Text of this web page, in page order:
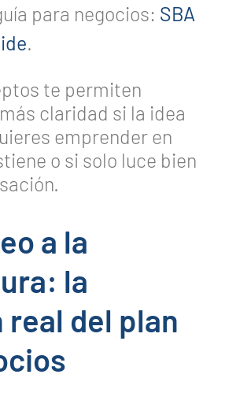
para negocios: SBA
.
te permiten
claridad si la idea
emprender en
o si solo luce bien
a la
la
del plan